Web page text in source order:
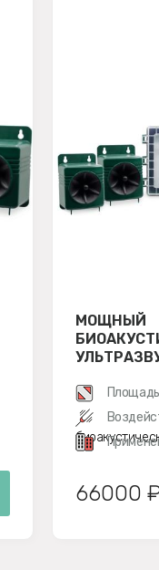
МОЩНЫЙ
СМАРТ
66000